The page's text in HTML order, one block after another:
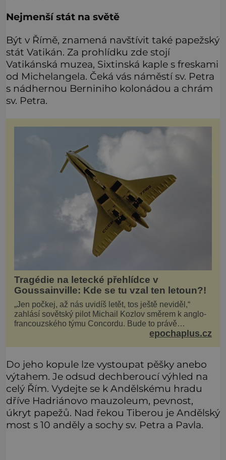
Nejmenší stát na světě
Být v Římě, znamená navštívit také papežský
stát Vatikán. Za prohlídku zde stojí
Vatikánská muzea, Sixtinská kaple s freskami
od Michelangela. Čeká vás náměstí sv. Petra
s nádhernou Berniniho kolonádou a chrám
sv. Petra.
Tragédie na letecké přehlídce v
Goussainville: Kde se tu vzal ten letoun?!
„Jen počkej, až nás uvidíš letět, tos ještě neviděl,“
zahlásí sovětský pilot Michail Kozlov směrem k anglo-
francouzského týmu Concordu. Bude to právě
konkurenční boj, co bude stát za smrtí celé 6členné
epochaplus.cz
Do jeho kopule lze vystoupat pěšky anebo
výtahem. Je odsud dechberoucí výhled na
celý Řím. Vydejte se k Andělskému hradu
dříve Hadriánovo mauzoleum, pevnost,
úkryt papežů. Nad řekou Tiberou je Andělský
most s 10 anděly a sochy sv. Petra a Pavla.